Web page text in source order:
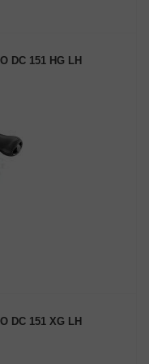
DC 151 HG LH
DC 151 XG LH